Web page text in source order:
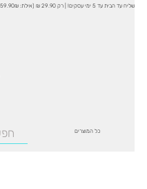
שליח עד הבית עד 5 ימי עסקים! | רק 29.90 ₪ (אילת: 59.90₪) | ייתכנו עיכובים בקו הצפון עקב המצב.
כל המוצרים